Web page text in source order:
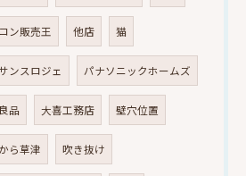
ン販売王 他店 猫
ンスロジェ パナソニックホームズ
品 大喜工務店 壁穴位置
ら草津 吹き抜け